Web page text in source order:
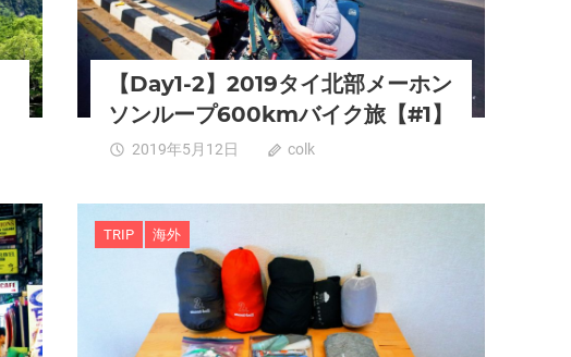
【Day1-2】2019タイ北部メーホン
ソンループ600kmバイク旅【#1】
2019年5月12日 colk
TRIP 海外